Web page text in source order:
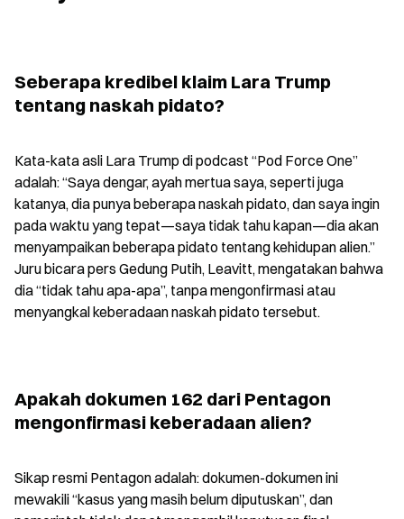
Seberapa kredibel klaim Lara Trump
tentang naskah pidato?
Kata-kata asli Lara Trump di podcast “Pod Force One”
adalah: “Saya dengar, ayah mertua saya, seperti juga
katanya, dia punya beberapa naskah pidato, dan saya ingin
pada waktu yang tepat—saya tidak tahu kapan—dia akan
menyampaikan beberapa pidato tentang kehidupan alien.”
Juru bicara pers Gedung Putih, Leavitt, mengatakan bahwa
dia “tidak tahu apa-apa”, tanpa mengonfirmasi atau
menyangkal keberadaan naskah pidato tersebut.
Apakah dokumen 162 dari Pentagon
mengonfirmasi keberadaan alien?
Sikap resmi Pentagon adalah: dokumen-dokumen ini
mewakili “kasus yang masih belum diputuskan”, dan